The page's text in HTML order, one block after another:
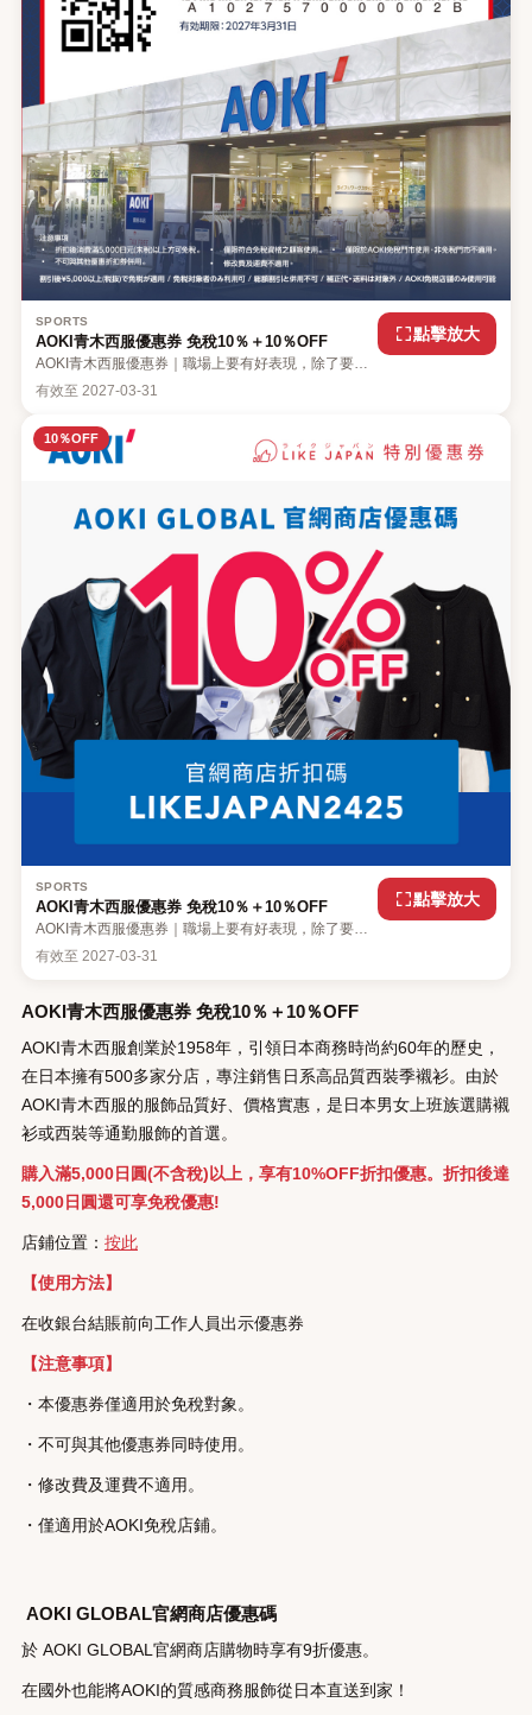
SPORTS
AOKI青木西服優惠券 免稅10％＋10％OFF
AOKI青木西服優惠券｜職場上要有好表現，除了要具
備良好的溝通能力外，穿起一套醒神的西裝亦同樣重
要。不但能提升自信，更能在上司及客戶面前留下好印
好、價格實惠，是日本男女上班族選購襯衫或西裝等通
勤服飾的首選。立即下載LikeJapan的旅遊優惠券
點擊放大
有效至 2027-03-31
10％OFF
SPORTS
AOKI青木西服優惠券 免稅10％＋10％OFF
AOKI青木西服優惠券｜職場上要有好表現，除了要具
備良好的溝通能力外，穿起一套醒神的西裝亦同樣重
要。不但能提升自信，更能在上司及客戶面前留下好印
好、價格實惠，是日本男女上班族選購襯衫或西裝等通
勤服飾的首選。立即下載LikeJapan的旅遊優惠券
10%OFF，使用免稅更超值！
點擊放大
有效至 2027-03-31
AOKI青木西服優惠券 免稅10％＋10％OFF
AOKI青木西服創業於1958年，引領日本商務時尚約60年的歷史，
在日本擁有500多家分店，專注銷售日系高品質西裝季襯衫。由於
AOKI青木西服的服飾品質好、價格實惠，是日本男女上班族選購襯
衫或西裝等通勤服飾的首選。
購入滿5,000日圓(不含稅)以上，享有10%OFF折扣優惠。折扣後達
5,000日圓還可享免稅優惠!
店鋪位置： 按此
【使用方法】
在收銀台結賬前向工作人員出示優惠券
【注意事項】
・本優惠券僅適用於免稅對象。
・不可與其他優惠券同時使用。
・修改費及運費不適用。
・僅適用於AOKI免稅店鋪。
AOKI GLOBAL官網商店優惠碼
於 AOKI GLOBAL官網商店購物時享有9折優惠。
在國外也能將AOKI的質感商務服飾從日本直送到家！